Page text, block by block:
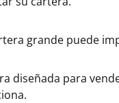
grande puede
diseñada para